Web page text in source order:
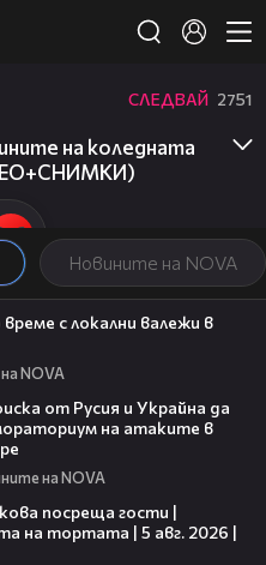
Новините на NOVA
СЛЕДВАЙ 2751
на коледната
с локални валежи в
NOVA
от Русия и Украйна да
на атаките в
на NOVA
посреща гости |
на тортата | 5 авг. 2026 |